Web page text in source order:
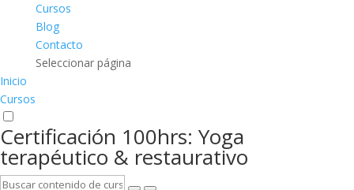
Cursos
Blog
Contacto
Seleccionar página
Inicio
Cursos
Certificación 100hrs: Yoga
terapéutico & restaurativo